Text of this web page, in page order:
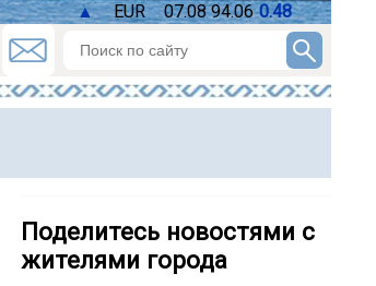
▲
EUR 07.08 94.06 0.48
Поделитесь новостями с
жителями города